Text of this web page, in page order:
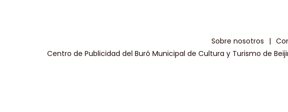
Sobre nosotros |
Centro de Publicidad del Buró Municipal de Cultura y Turismo de